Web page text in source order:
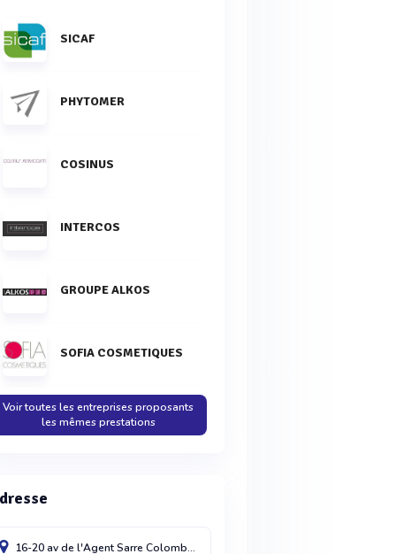
SICAF
PHYTOMER
COSINUS
INTERCOS
GROUPE ALKOS
SOFIA COSMETIQUES
Voir toutes les entreprises proposants
les mêmes prestations
16-20 av de l'Agent SarreColombes cdx